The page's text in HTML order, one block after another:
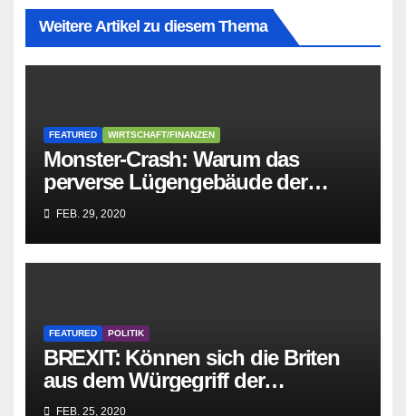
Weitere Artikel zu diesem Thema
FEATURED WIRTSCHAFT/FINANZEN
Monster-Crash: Warum das
perverse Lügengebäude der
Sozialisten in sich
zusammenbricht!
FEB. 29, 2020
FEATURED POLITIK
BREXIT: Können sich die Briten
aus dem Würgegriff der
parasitären EU-Mafia befreien?
FEB. 25, 2020